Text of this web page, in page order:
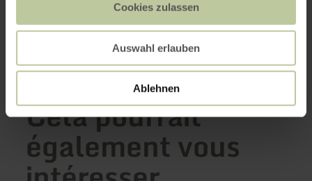
Cookies zulassen
Auswahl erlauben
Ablehnen
Planifier votre arrivée
Afficher sur la carte
Cela pourrait
également vous